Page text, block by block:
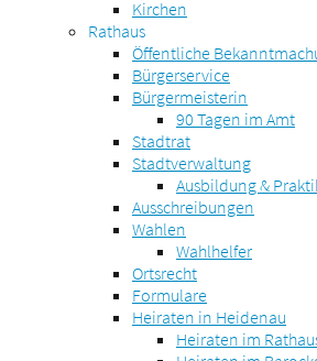
Kirchen
Rathaus
Öffentliche
Bürgerservice
Bürgermeisterin
90 Tagen im Amt
Stadtrat
Stadtverwaltung
Ausbildung &
Ausschreibungen
Wahlen
Wahlhelfer
Ortsrecht
Formulare
Heiraten in Heidenau
Heiraten im